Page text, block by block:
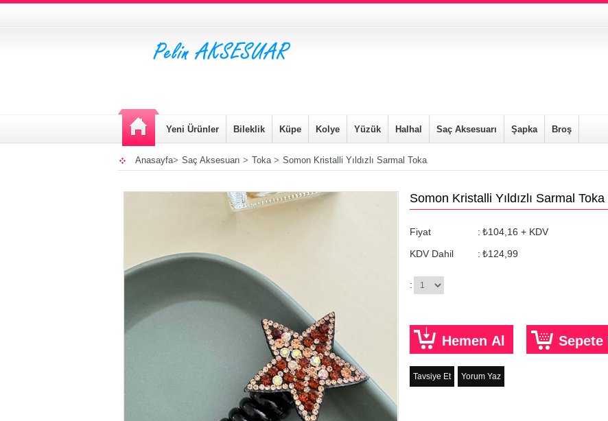
Yeni Ürünler Bileklik Küpe Kolye Yüzük Halhal Saç Aksesuarı Şapka Broş
Anasayfa> Saç Aksesuarı > Toka> Somon Kristalli Yıldızlı Sarmal Toka
Somon Kristalli Yıldızlı Sarmal Toka
Fiyat : ₺104,16 + KDV
KDV Dahil
: ₺124,99
:
Tavsiye Et Yorum Yaz